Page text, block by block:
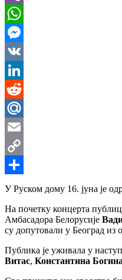
Viber
WhatsApp
Messenger
VK
LinkedIn
Reddit
Mail.Ru
Email
Copy
Link
Share
У Руском дому 16. јуна је
На почетку концерта
Амбасадора Белорусије
су допутовали у Београд из
Публика је уживала у
Витас, Константина Богина